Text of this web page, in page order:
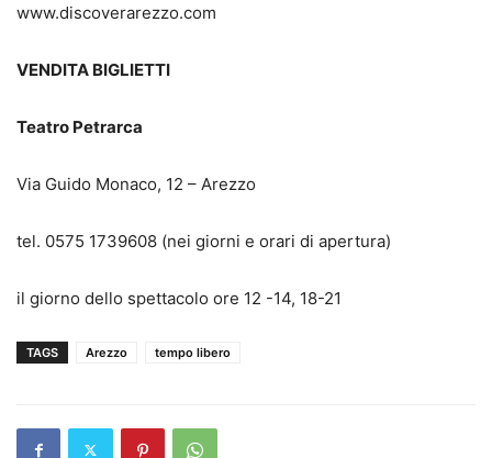
www.discoverarezzo.com
VENDITA BIGLIETTI
Teatro Petrarca
Via Guido Monaco, 12 – Arezzo
tel. 0575 1739608 (nei giorni e orari di apertura)
il giorno dello spettacolo ore 12 -14, 18-21
TAGS Arezzo tempo libero